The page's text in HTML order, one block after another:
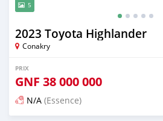
5
2023 Toyota Highlander
Conakry
PRIX
GNF 38 000 000
N/A (Essence)